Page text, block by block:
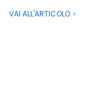
VAI ALL'ARTICOLO